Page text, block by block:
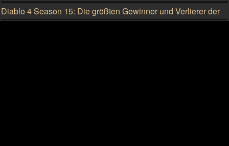
Diablo 4 Season 15: Die größten Gewinner und Verlierer der
Klassenänderungen